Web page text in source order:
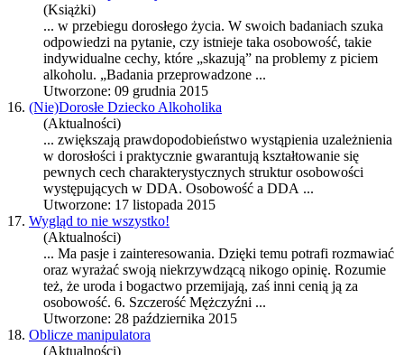
(Książki)
... w przebiegu dorosłego życia. W swoich badaniach szuka
odpowiedzi na pytanie, czy istnieje taka osobowość, takie
indywidualne cechy, które „skazują” na problemy z piciem
alkoholu. „Badania przeprowadzone ...
Utworzone: 09 grudnia 2015
16. (Nie)Dorosłe Dziecko Alkoholika
(Aktualności)
... zwiększają prawdopodobieństwo wystąpienia uzależnienia
w dorosłości i praktycznie gwarantują kształtowanie się
pewnych cech charakterystycznych struktur osobowości
występujących w DDA. Osobowość a DDA ...
Utworzone: 17 listopada 2015
17. Wygląd to nie wszystko!
(Aktualności)
... Ma pasje i zainteresowania. Dzięki temu potrafi rozmawiać
oraz wyrażać swoją niekrzywdzącą nikogo opinię. Rozumie
też, że uroda i bogactwo przemijają, zaś inni cenią ją za
osobowość. 6. Szczerość Mężczyźni ...
Utworzone: 28 października 2015
18. Oblicze manipulatora
(Aktualności)